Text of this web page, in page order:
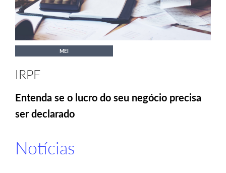
MEI
IRPF
Entenda se o lucro do seu negócio precisa
ser declarado
Notícias